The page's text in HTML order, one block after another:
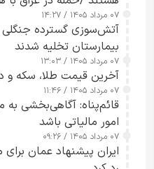
۰۷ مرداد ۱۴۰۵ / ۱۴:۲۷
آتش‌سوزی گسترده جنگلی
بیمارستان تخلیه شدند
۰۷ مرداد ۱۴۰۵ / ۱۳:۰۳
آخرین قیمت طلا، سکه و
۰۷ مرداد ۱۴۰۵ / ۱۱:۴۶
قائم‌پناه: آگاهی‌بخشی به
امور مالیاتی باشد
۰۷ مرداد ۱۴۰۵ / ۰۹:۲۶
ایران پیشنهاد عمان